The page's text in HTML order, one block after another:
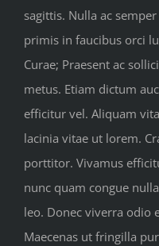
sagittis. Nulla ac
primis in faucibus orci
Curae; Praesent ac
metus. Etiam dictum
efficitur vel. Aliquam
lacinia vitae ut lorem.
porttitor. Vivamus
nunc quam congue
leo. Donec viverra odio
Maecenas ut fringilla